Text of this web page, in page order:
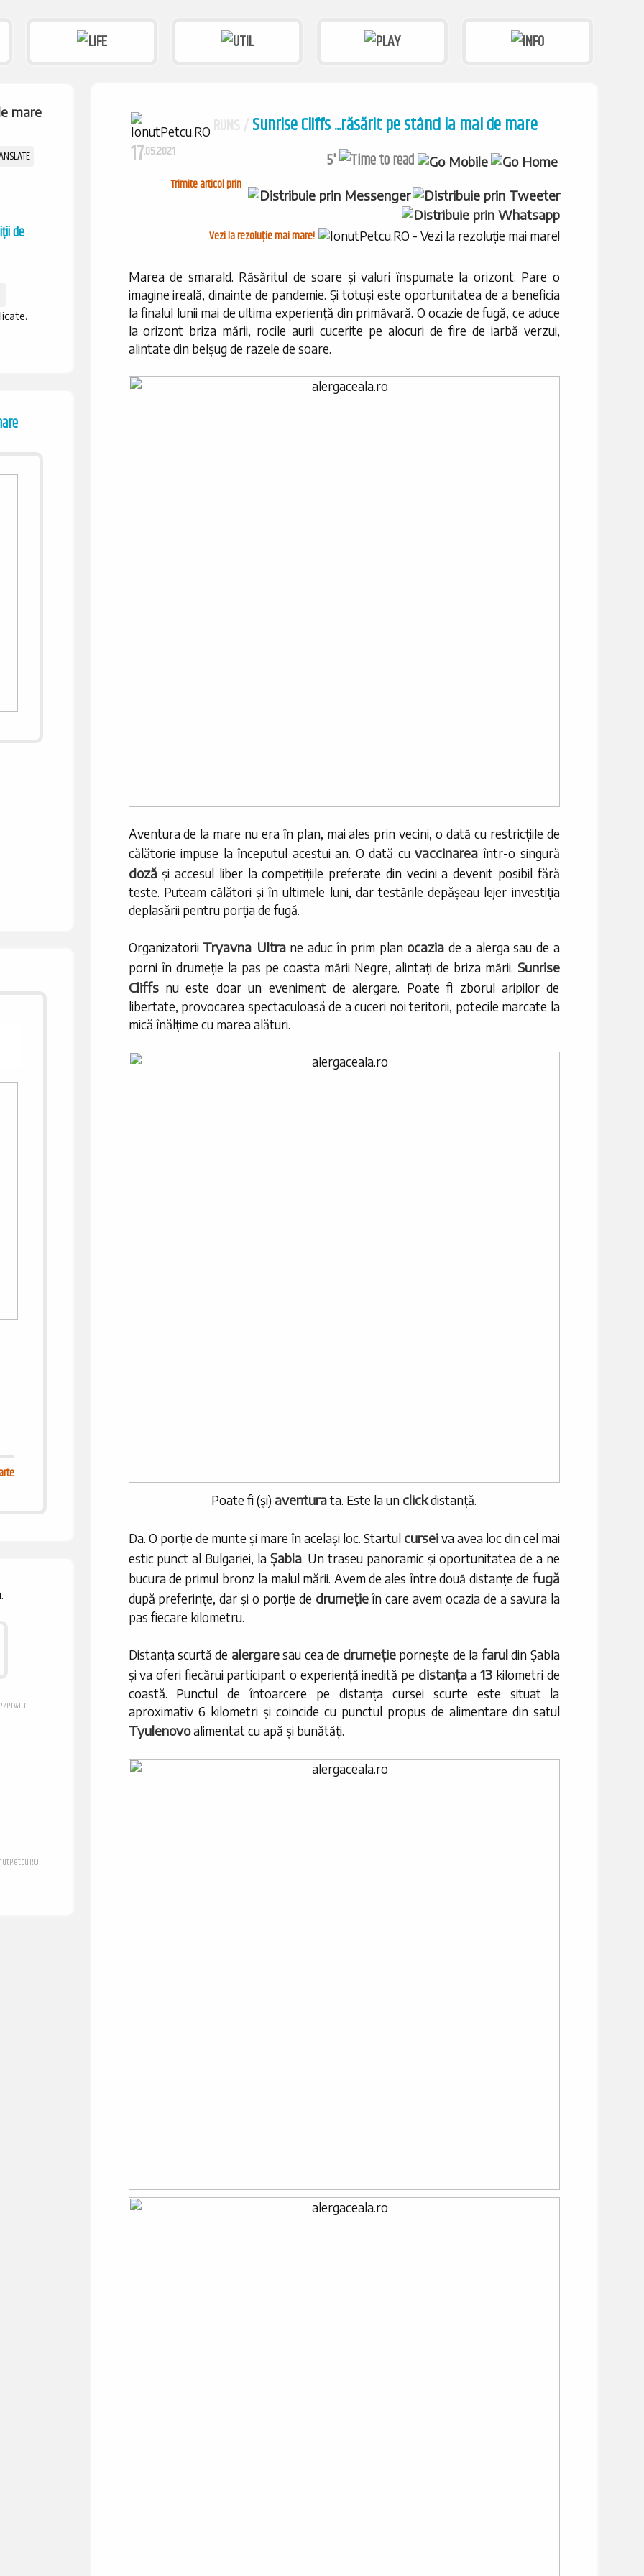
de
|
17.05.2021
RUNS /Sunrise Cliffs ...răsărit pe stânci la mal de mare
5'
Trimite articol prin
Vezi la rezoluție mai mare!
Marea de smarald. Răsăritul de soare și valuri înspumate la orizont. Pare o
imagine ireală, dinainte de pandemie. Și totuși este oportunitatea de a beneficia
la finalul lunii mai de ultima experiență din primăvară. O ocazie de fugă, ce aduce
la orizont briza mării, rocile aurii cucerite pe alocuri de fire de iarbă verzui,
alintate din belșug de razele de soare.
Aventura de la mare nu era în plan, mai ales prin vecini, o dată cu restricțiile de
călătorie impuse la începutul acestui an. O dată cuvaccinarea într-o singură
doză și accesul liber la competițiile preferate din vecini a devenit posibil fără
teste. Puteam călători și în ultimele luni, dar testările depășeau lejer investiția
deplasării pentru porția de fugă.
Organizatorii Tryavna Ultrane aduc în prim plan ocazia de a alerga sau de a
porni în drumeție la pas pe coasta mării Negre, alintați de briza mării. Sunrise
Cliffsnu este doar un eveniment de alergare. Poate fi zborul aripilor de
libertate, provocarea spectaculoasă de a cuceri noi teritorii, potecile marcate la
mică înălțime cu marea alături.
Poate fi (și) aventurata. Este la un clickdistanță.
Da. O porție de munte și mare în același loc. Startul curseiva avea loc din cel mai
estic punct al Bulgariei, laȘabla. Un traseu panoramic și oportunitatea de a ne
bucura de primul bronz la malul mării. Avem de ales între două distanțe de fugă
după preferințe, dar și o porție de drumețieîn care avem ocazia de a savura la
pas fiecare kilometru.
Distanța scurtă de alergaresau cea de drumețiepornește de la faruldin Șabla
și va oferi fiecărui participant o experiență inedită pe distanțaa13 kilometri de
coastă. Punctul de întoarcere pe distanța cursei scurte este situat la
aproximativ 6 kilometri și coincide cu punctul propus de alimentare din satul
Tyulenovoalimentat cu apă și bunătăți.